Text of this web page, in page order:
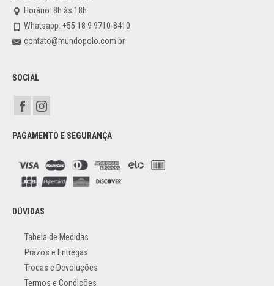
Horário: 8h às 18h
Whatsapp: +55 18 9 9710-8410
contato@mundopolo.com.br
SOCIAL
PAGAMENTO E SEGURANÇA
DÚVIDAS
Tabela de Medidas
Prazos e Entregas
Trocas e Devoluções
Termos e Condições